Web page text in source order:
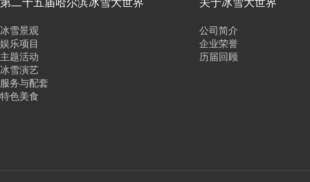
第二十五届哈尔滨冰雪大世界
冰雪景观
娱乐项目
主题活动
冰雪演艺
服务与配套
特色美食
关于冰雪大世界
公司简介
企业荣誉
历届回顾